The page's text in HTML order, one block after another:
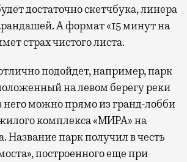
достаточно скетчбука, линера
А формат «15 минут на
страх чистого листа.
подойдет, например, парк
на левом берегу реки
него можно прямо из гранд-лобби
комплекса «МИРА» на
Название парк получил в честь
построенного еще при